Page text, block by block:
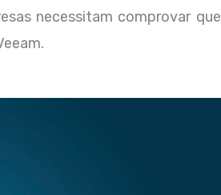
necessitam comprovar que